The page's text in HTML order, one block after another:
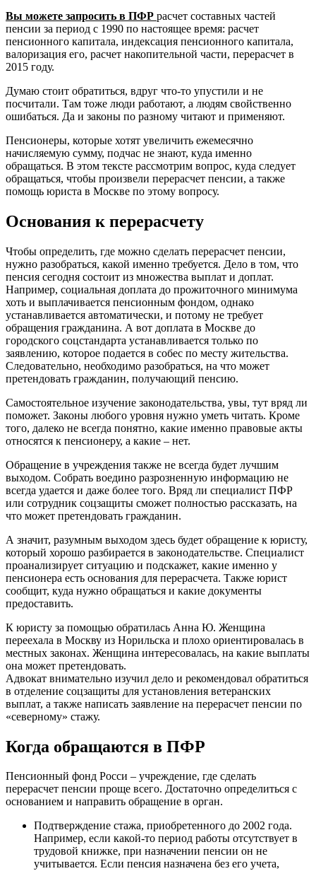
Вы можете запросить в ПФР расчет составных частей
пенсии за период с 1990 по настоящее время: расчет
пенсионного капитала, индексация пенсионного капитала,
валоризация его, расчет накопительной части, перерасчет в
2015 году.
Думаю стоит обратиться, вдруг что-то упустили и не
посчитали. Там тоже люди работают, а людям свойственно
ошибаться. Да и законы по разному читают и применяют.
Пенсионеры, которые хотят увеличить ежемесячно
начисляемую сумму, подчас не знают, куда именно
обращаться. В этом тексте рассмотрим вопрос, куда следует
обращаться, чтобы произвели перерасчет пенсии, а также
помощь юриста в Москве по этому вопросу.
Основания к перерасчету
Чтобы определить, где можно сделать перерасчет пенсии,
нужно разобраться, какой именно требуется. Дело в том, что
пенсия сегодня состоит из множества выплат и доплат.
Например, социальная доплата до прожиточного минимума
хоть и выплачивается пенсионным фондом, однако
устанавливается автоматически, и потому не требует
обращения гражданина. А вот доплата в Москве до
городского соцстандарта устанавливается только по
заявлению, которое подается в собес по месту жительства.
Следовательно, необходимо разобраться, на что может
претендовать гражданин, получающий пенсию.
Самостоятельное изучение законодательства, увы, тут вряд ли
поможет. Законы любого уровня нужно уметь читать. Кроме
того, далеко не всегда понятно, какие именно правовые акты
относятся к пенсионеру, а какие – нет.
Обращение в учреждения также не всегда будет лучшим
выходом. Собрать воедино разрозненную информацию не
всегда удается и даже более того. Вряд ли специалист ПФР
или сотрудник соцзащиты сможет полностью рассказать, на
что может претендовать гражданин.
А значит, разумным выходом здесь будет обращение к юристу,
который хорошо разбирается в законодательстве. Специалист
проанализирует ситуацию и подскажет, какие именно у
пенсионера есть основания для перерасчета. Также юрист
сообщит, куда нужно обращаться и какие документы
предоставить.
К юристу за помощью обратилась Анна Ю. Женщина
переехала в Москву из Норильска и плохо ориентировалась в
местных законах. Женщина интересовалась, на какие выплаты
она может претендовать.
Адвокат внимательно изучил дело и рекомендовал обратиться
в отделение соцзащиты для установления ветеранских
выплат, а также написать заявление на перерасчет пенсии по
«северному» стажу.
Когда обращаются в ПФР
Пенсионный фонд Росси – учреждение, где сделать
перерасчет пенсии проще всего. Достаточно определиться с
основанием и направить обращение в орган.
Подтверждение стажа, приобретенного до 2002 года.
Например, если какой-то период работы отсутствует в
трудовой книжке, при назначении пенсии он не
учитывается. Если пенсия назначена без его учета,